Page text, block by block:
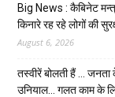
Big News : कैबिनेट
किनारे रह रहे लोगों की
August 6, 2026
तस्वीरें बोलती हैं … जनता
उनियाल… गलत काम के